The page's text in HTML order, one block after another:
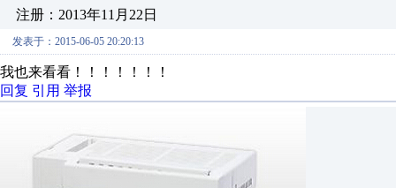
注册：2013年11月22日
发表于：2015-06-05 20:20:13
我也来看看！！！！！！！
回复 引用 举报